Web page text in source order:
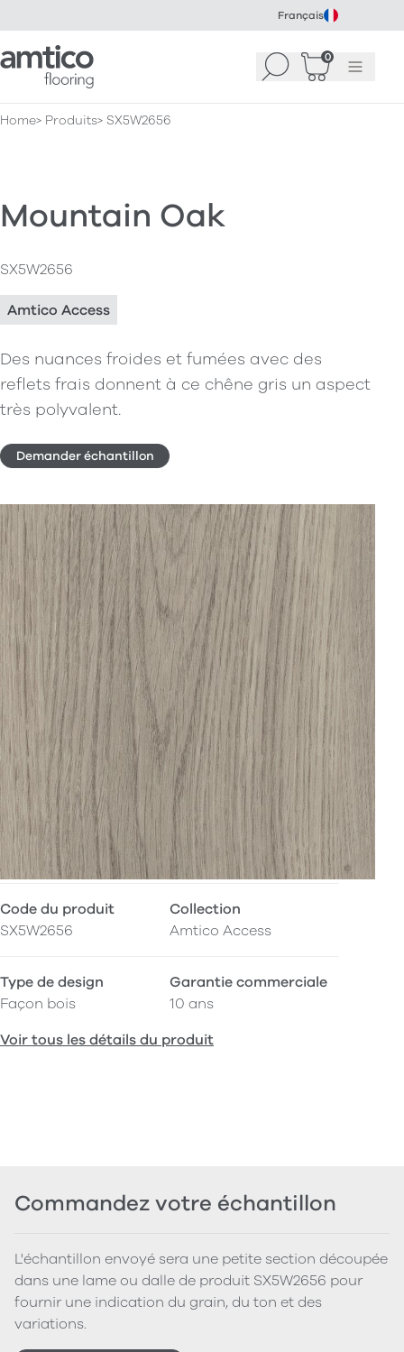
Français
Amtico Flooring Recherche
0
Panier(0)
Menu
Home Produits SX5W2656
Mountain Oak
SX5W2656
Amtico Access
Des nuances froides et fumées avec des
reflets frais donnent à ce chêne gris un aspect
très polyvalent.
Demander échantillon
Code du produit
SX5W2656
Collection
Amtico Access
Type de design
Façon bois
Garantie commerciale
10 ans
Voir tous les détails du produit
Commandez votre échantillon
L'échantillon envoyé sera une petite section découpée
dans une lame ou dalle de produit SX5W2656 pour
fournir une indication du grain, du ton et des
variations.